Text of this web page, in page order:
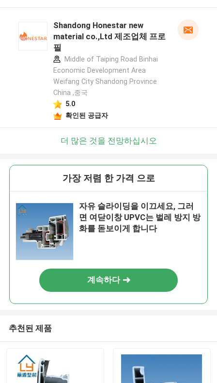
Shandong Honestar new
material co.,Ltd 제조업체 프로
필
Middle of Taiping Road Binhai
Economic Development Area
Weifang City Shandong Province
China ,중국
5.0
확인된 공급자
더 많은 것을 전망하십시오
가장 저렴 한 가격 으로
자유 슬라이딩을 이끄세요, 그러
면 여닫이창 UPVC는 벌레 방지 방
화를 돋보이게 합니다
계속하다
추천된 제품